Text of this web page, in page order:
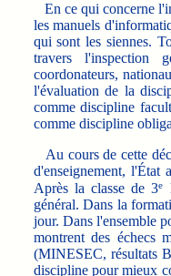
En ce qui concerne
les manuels
qui sont les siennes.
travers l'inspection
coordonateurs,
l'évaluation de la
comme discipline
comme discipline
Au cours de cette
d'enseignement,
Après la classe de 3e
général. Dans la
jour. Dans l'ensemble
montrent des échecs
(MINESEC, résultats
discipline pour mieux